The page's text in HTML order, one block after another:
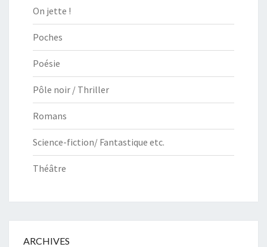
On jette !
Poches
Poésie
Pôle noir / Thriller
Romans
Science-fiction/ Fantastique etc.
Théâtre
ARCHIVES